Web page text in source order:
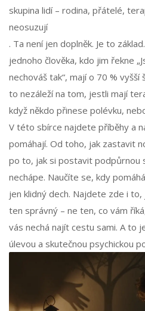
skupina lidí – rodina, přátelé,
neosuzují
. Ta není jen doplněk. Je to
jednoho člověka, kdo jim řekne
nechováš tak“, mají o 70 % vyšší
to nezáleží na tom, jestli mají
když někdo přinese polévku,
V této sbírce najdete příběhy a
pomáhají. Od toho, jak zastavit
po to, jak si postavit podpůrnou
nechápe. Naučíte se, kdy
jen klidný dech. Najdete zde i
ten správný – ne ten, co vám
vás nechá najít cestu sami. A to
úlevou a skutečnou psychickou